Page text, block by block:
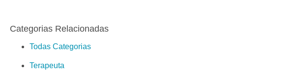
Categorias Relacionadas
Todas Categorias
Terapeuta